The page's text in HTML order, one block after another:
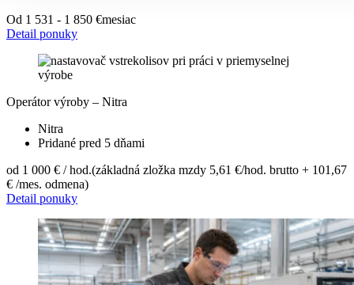
Od 1 531 - 1 850 €mesiac
Detail ponuky
Operátor výroby – Nitra
Nitra
Pridané pred 5 dňami
od 1 000 € / hod.(základná zložka mzdy 5,61 €/hod. brutto + 101,67
€ /mes. odmena)
Detail ponuky